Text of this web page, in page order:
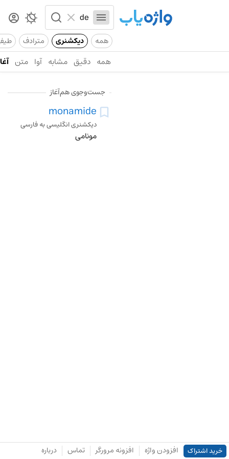
همه دیکشنری مترادف
همه دقیق مشابه آوا متن
جست‌وجوی هم‌آغاز
monamide
دیکشنری انگلیسی به فارسی
مونامی
خرید اشتراک افزودن واژه افزونه مرورگر تماس درباره